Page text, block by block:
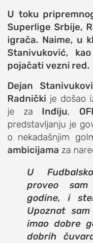
e-sport
ostali
zabava
muzika
putovanja
moda i stil
studenti
konkursi
fakulteti
studentski
zdravlje
it
kolumna
sdl podkast
U toku
Superlige Srbije,
igrača. Naime, u
Stanivuković,
pojačati vezni red.
Dejan
Radnički je došao
je za Inđiju,
predstavljanju je
o nekadašnjim
ambicijama za
U
proveo
godine, i
Upoznat
imao dobre
dobrih